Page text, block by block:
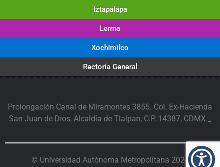
Iztapalapa
Lerma
Xochimilco
Rectoría General
Prolongación Canal de Miramontes 3855. Col. Ex-Hacienda
San Juan de Dios, Alcaldía de Tlalpan, C.P. 14387, CDMX._
© Universidad Autónoma Metropolitana 2024